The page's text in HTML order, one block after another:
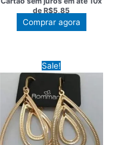
era:
R$75,00.
é:
de R$5,85
Comprar agora
Sale!